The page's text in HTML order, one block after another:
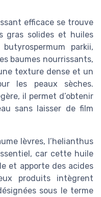
efficace se trouve
gras solides et huiles
parkii,
baumes nourrissants,
texture dense et un
les peaux sèches.
il permet d’obtenir
sans laisser de film
lèvres, l’helianthus
car cette huile
et apporte des acides
produits intègrent
sous le terme